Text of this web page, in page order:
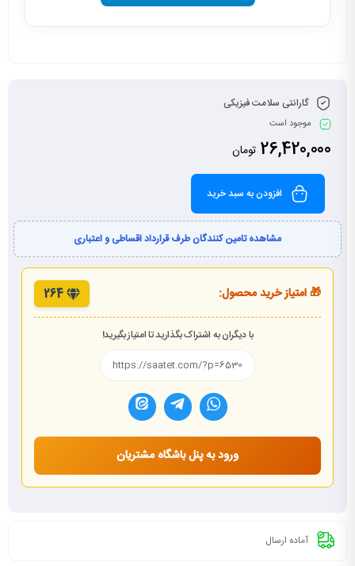
گارانتی سلامت فیزیکی
موجود است
26,420,000 تومان
افزودن به سبد خرید
مشاهده تامین کنندگان طرف قرارداد اقساطی و اعتباری
🎁 امتیاز خرید محصول: 264
با دیگران به اشتراک بگذارید تا امتیاز بگیرید!
ورود به پنل باشگاه مشتریان
آماده ارسال